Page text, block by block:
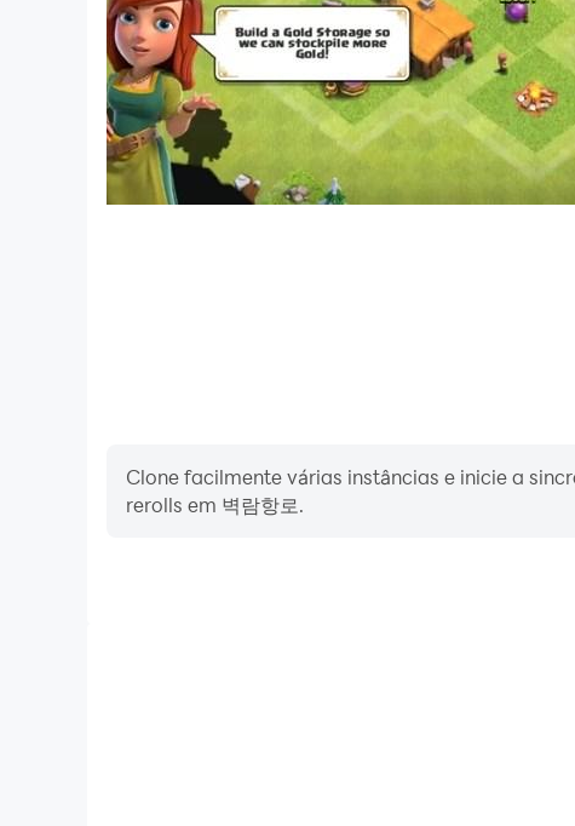
Clone facilmente várias instâncias e inicie a
rerolls em 벽람항로.